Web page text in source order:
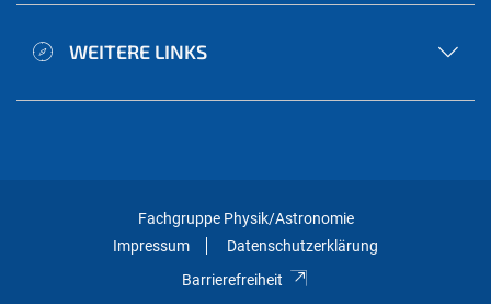
WEITERE LINKS
Fachgruppe Physik/Astronomie
Impressum
Datenschutzerklärung
Barrierefreiheit